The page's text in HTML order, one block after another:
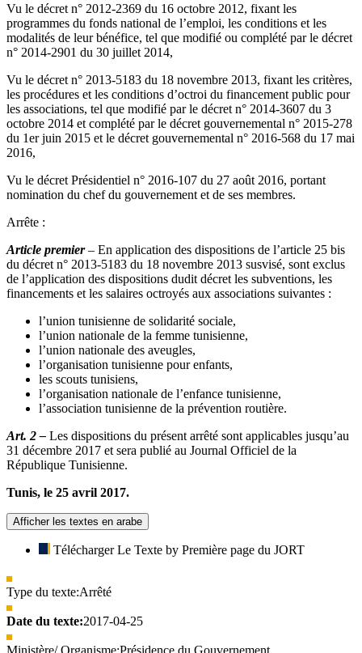
Vu le décret n° 2012-2369 du 16 octobre 2012, fixant les
programmes du fonds national de l’emploi, les conditions et les
modalités de leur bénéfice, tel que modifié ou complété par le décret
n° 2014-2901 du 30 juillet 2014,
Vu le décret n° 2013-5183 du 18 novembre 2013, fixant les critères,
les procédures et les conditions d’octroi du financement public pour
les associations, tel que modifié par le décret n° 2014-3607 du 3
octobre 2014 et complété par le décret gouvernemental n° 2015-278
du 1er juin 2015 et le décret gouvernemental n° 2016-568 du 17 mai
2016,
Vu le décret Présidentiel n° 2016-107 du 27 août 2016, portant
nomination du chef du gouvernement et de ses membres.
Arrête :
Article premier– En application des dispositions de l’article 25 bis
du décret n° 2013-5183 du 18 novembre 2013 susvisé, sont exclus
de l’application des dispositions dudit décret les subventions, les
financements et les salaires octroyés aux associations suivantes :
l’union tunisienne de solidarité sociale,
l’union nationale de la femme tunisienne,
l’union nationale des aveugles,
l’organisation tunisienne pour enfants,
les scouts tunisiens,
l’organisation nationale de l’enfance tunisienne,
l’association tunisienne de la prévention routière.
Art. 2 – Les dispositions du présent arrêté sont applicables jusqu’au
31 décembre 2017 et sera publié au Journal Officiel de la
République Tunisienne.
Tunis, le 25 avril 2017.
Afficher les textes en arabe
Télécharger Le Texte by Première page du JORT
Type du texte:Arrêté
Date du texte:2017-04-25
Ministère/ Organisme:Présidence du Gouvernement